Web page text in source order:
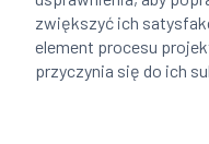
zwiększyć ich
element procesu
przyczynia się do ich